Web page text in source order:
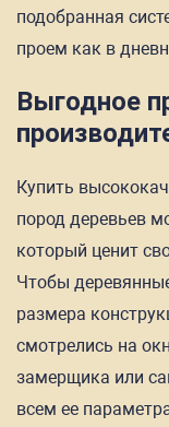
подобранная
проем как в
Выгодное
Купить
пород деревьев
который ценит
Чтобы
размера
смотрелись на
замерщика или
всем ее